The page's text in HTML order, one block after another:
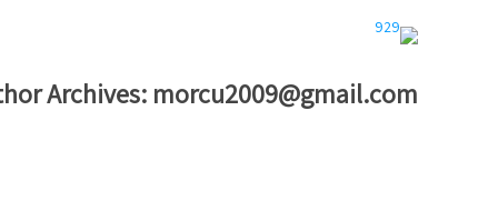
Archives: morcu2009@gmail.com